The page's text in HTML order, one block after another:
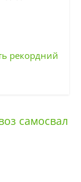
рекордний
самосвал